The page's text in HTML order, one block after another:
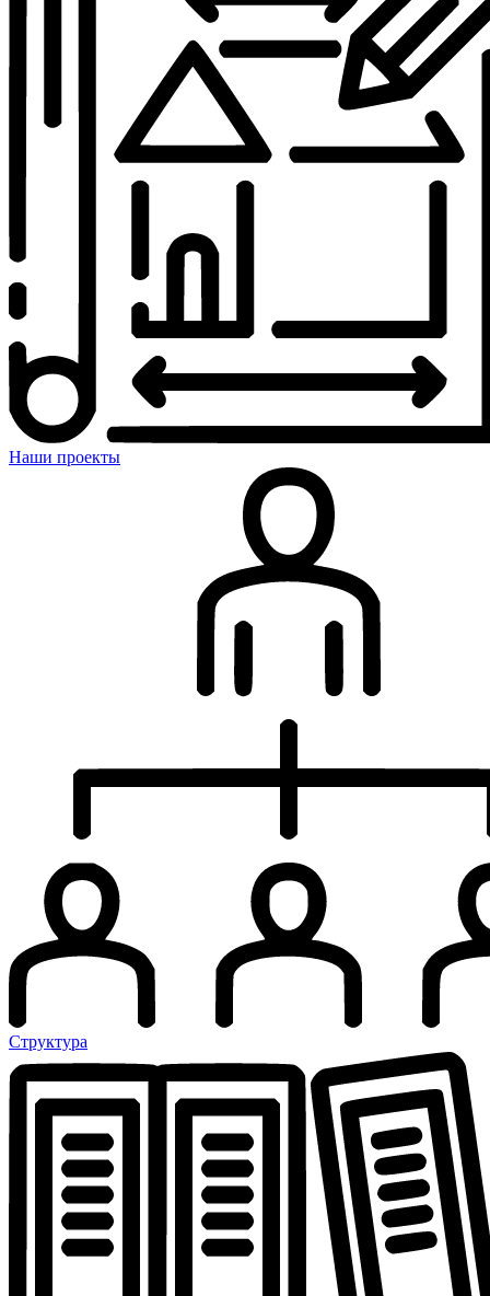
Наши проекты
Структура